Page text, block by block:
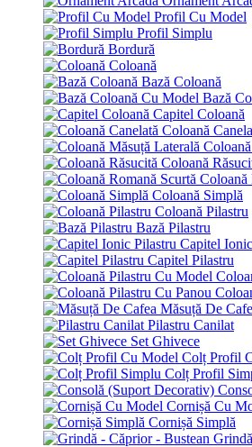
Profil Cu Model
Profil Simplu
Bordură
Coloană
Bază Coloană
Bază
Capitel Coloană
Coloană
Coloană
Coloană
Coloană Simplă
Coloană Pilastru
Bază Pilastru
Capitel
Capitel Pilastru
Măsuță De
Pilastru Canilat
Set Ghivece
Colț Profil
Colț Profil
Cornișă Cu
Cornișă Simplă